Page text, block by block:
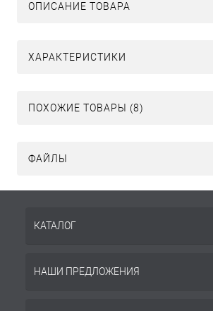
ОПИСАНИЕ ТОВАРА
ХАРАКТЕРИСТИКИ
ПОХОЖИЕ ТОВАРЫ (8)
ФАЙЛЫ
КАТАЛОГ
НАШИ ПРЕДЛОЖЕНИЯ